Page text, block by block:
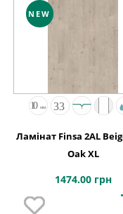
NEW
Ламінат Finsa 2AL Beige Eyre
Oak XL
1474.00 грн